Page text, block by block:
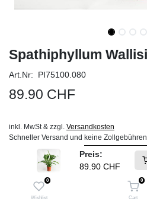
Preis:
89.90 CHF
0
Wishlist
0
Cart
Spathiphyllum
Art.Nr: PI75100.080
89.90 CHF
inkl. MwSt & zzgl. Versandkosten
Schneller Versand und keine
IN
Auf die Wunschliste